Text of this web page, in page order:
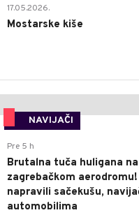
17.05.2026.
Mostarske kiše
NAVIJAČI
Pre 5 h
Brutalna tuča huligana na
zagrebačkom
napravili sačekušu,
automobilima